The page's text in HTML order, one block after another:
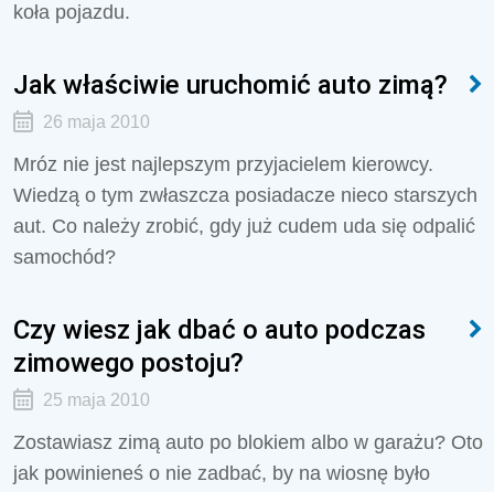
koła pojazdu.
Jak właściwie uruchomić auto zimą?
26 maja 2010
Mróz nie jest najlepszym przyjacielem kierowcy.
Wiedzą o tym zwłaszcza posiadacze nieco starszych
aut. Co należy zrobić, gdy już cudem uda się odpalić
samochód?
Czy wiesz jak dbać o auto podczas
zimowego postoju?
25 maja 2010
Zostawiasz zimą auto po blokiem albo w garażu? Oto
jak powinieneś o nie zadbać, by na wiosnę było